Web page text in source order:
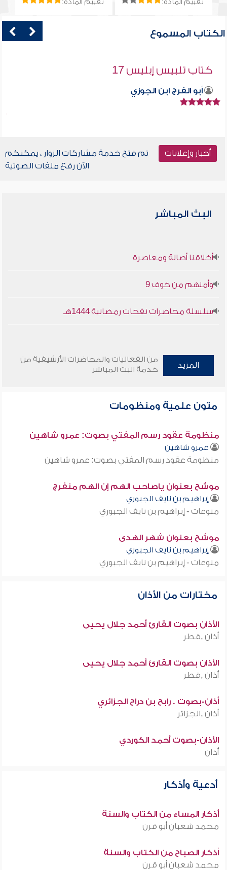
تقييم المادة: تقييم المادة:
الكتاب المسموع
كتاب تلبيس إبليس 17
أبو الفرج ابن الجوزي
أخبار وإعلانات
تم فتح خدمة مشاركات الزوار ، يمكنكم
الآن رفع ملفات الصوتية
البث المباشر
أخلاقنا أصالة ومعاصرة
وأمنهم من خوف 9
سلسلة محاضرات نفحات رمضانية 1444هـ
المزيد
من الفعاليات والمحاضرات الأرشيفية من
خدمة البث المباشر
متون علمية ومنظومات
منظومة عقود رسم المفتي بصوت: عمرو شاهين
عمرو شاهين
منظومة عقود رسم المفتي بصوت: عمرو شاهين
موشح بعنوان ياصاحب الهم إن الهم منفرج
إبراهيم بن نايف الجبوري
منوعات - إبراهيم بن نايف الجبوري
موشح بعنوان شهر الهدى
إبراهيم بن نايف الجبوري
منوعات - إبراهيم بن نايف الجبوري
مختارات من الأذان
الأذان بصوت القارئ أحمد جلال يحيى
أذان ,قطر
الأذان بصوت القارئ أحمد جلال يحيى
أذان ,قطر
أذان-بصوت . رابح بن دراح الجزائري
أذان ,الجزائر
الأذان-بصوت أحمد الكوردي
أذان
أدعية وأذكار
أذكار المساء من الكتاب والسنة
محمد شعبان أبو قرن
أذكار الصباح من الكتاب والسنة
محمد شعبان أبو قرن